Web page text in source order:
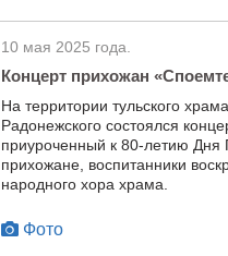
10 мая 2025 года.
Концерт прихожан
На территории тульского
Радонежского состоялся
приуроченный к 80-летию
прихожане, воспитанники
народного хора храма.
Фото